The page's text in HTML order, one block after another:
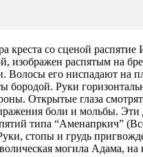
креста со сценой распятие
изображен распятым на
Волосы его ниспадают на
бородой. Руки
Открытые глаза
боли и мольбы. Эти
типа “Аменапркич”
стопы и грудь
могила Адама, на